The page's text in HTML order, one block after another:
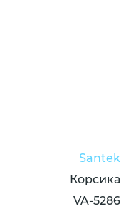
Santek
Корсика
VA-5286